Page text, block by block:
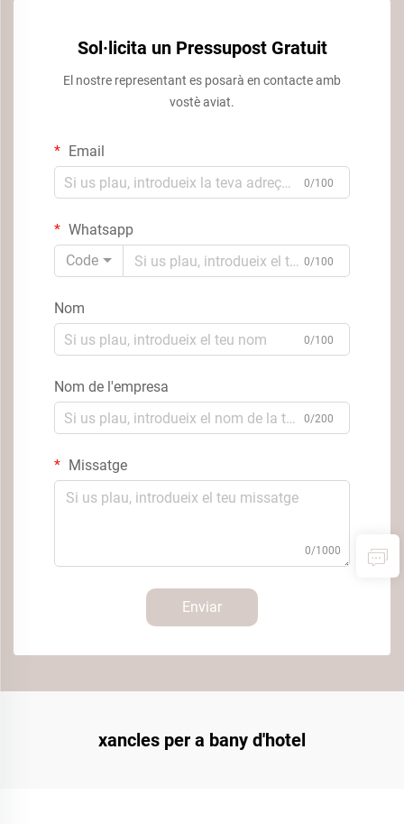
Sol·licita un Pressupost Gratuit
El nostre representant es posarà en contacte amb
vostè aviat.
Email
0/100
Whatsapp
Code
0/100
Nom
0/100
Nom de l'empresa
0/200
Missatge
0/1000
Enviar
xancles per a bany d'hotel